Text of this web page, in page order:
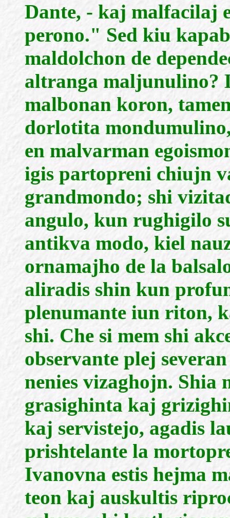
Dante, - kaj malfacilaj
perono." Sed kiu
maldolchon de
altranga maljunulino?
malbonan koron,
dorlotita
en malvarman
igis partopreni chiujn
grandmondo; shi
angulo, kun rughigilo
antikva modo, kiel
ornamajho de la
aliradis shin kun
plenumante iun riton,
shi. Che si mem shi
observante plej
nenies vizaghojn. Shia
grasighinta kaj
kaj servistejo, agadis
prishtelante la
Ivanovna estis hejma
teon kaj auskultis